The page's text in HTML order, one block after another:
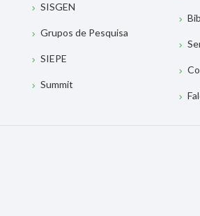
SISGEN
Grupos de Pesquisa
SIEPE
Summit